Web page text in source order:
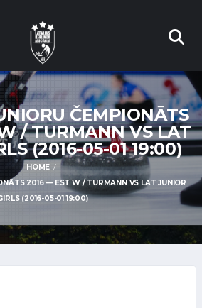
ČEMPIONĀTS
/ TURMANN VS LAT
(2016-05-01 19:00)
HOME
2016 — EST W / TURMANN VS LAT JUNIOR
(2016-05-01 19:00)